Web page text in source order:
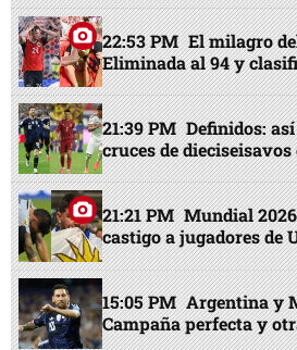
22:53 PM El milagro
Eliminada al 94 y
21:39 PM Definidos:
cruces de
21:21 PM Mundial
castigo a jugadores de
15:05 PM Argentina y
Campaña perfecta y